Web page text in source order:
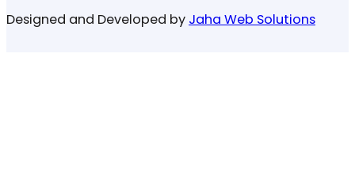
Designed and Developed by Jaha Web Solutions